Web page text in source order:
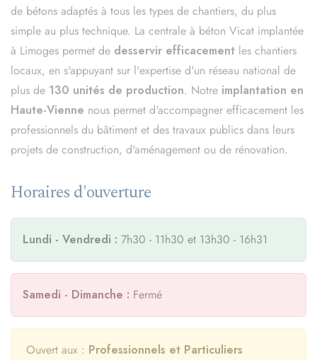
de bétons adaptés à tous les types de chantiers, du plus
simple au plus technique. La centrale à béton Vicat implantée
à Limoges permet de desservir efficacement les chantiers
locaux, en s'appuyant sur l'expertise d'un réseau national de
plus de 130 unités de production. Notre implantation en
Haute-Vienne nous permet d'accompagner efficacement les
professionnels du bâtiment et des travaux publics dans leurs
projets de construction, d'aménagement ou de rénovation.
Horaires d'ouverture
Lundi - Vendredi : 7h30 - 11h30 et 13h30 - 16h31
Samedi - Dimanche : Fermé
Ouvert aux : Professionnels et Particuliers